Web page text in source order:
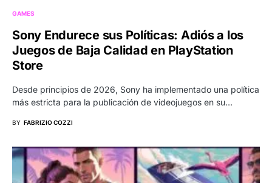
GAMES
Sony Endurece sus Políticas: Adiós a los
Juegos de Baja Calidad en PlayStation
Store
Desde principios de 2026, Sony ha implementado una política
más estricta para la publicación de videojuegos en su…
BY FABRIZIO COZZI